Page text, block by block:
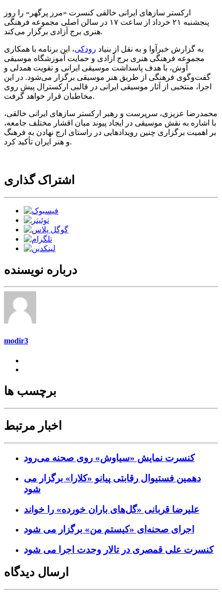
ارکستر سازهای ایرانی خالقی کنسرت «مرز پرگهر» را روز
پنجشنبه ۲۱ خرداد از ساعت ۱۷ در سالن اصلی مجموعه فرهنگی
هنری برج آزادی برگزار می‌کند.
به گزارش خبرآوا و به نقل از بنیاد رودکی، این برنامه با همکاری
مجموعه فرهنگی هنری برج آزادی و حمایت آموزشگاه موسیقی
آوش، با هدف پاسداشت موسیقی ایرانی و تقویت همدلی و
گفت‌وگوی فرهنگی از طریق هنر موسیقی برگزار می‌شود. در این
اجرا، منتخبی از آثار موسیقی ایرانی در قالبی ارکسترال پیش روی
مخاطبان قرار خواهد گرفت.
محمدرضا عزیزی، سرپرست و رهبر ارکستر سازهای ایرانی خالقی،
با اشاره به نقش موسیقی در ایجاد پیوند میان اقشار مختلف جامعه،
بر اهمیت برگزاری چنین رویدادهایی در راستای ارج نهادن به فرهنگ
و هنر ایران تأکید کرد.
اشتراک گذاری
درباره نویسنده
modir3
برچسب ها
اخبار مرتبط
کنسرت‌ نمایش «سیاوش» روی صحنه می‌رود
دهمین فستیوال رقابتی پیانو «کلارا» برگزار می
شود
علیرضا قربانی «گل‌های باران خورده» را خواند
اجرای صحنه‌ای «کیستم من» برگزار می شود
کنسرت علی قمصری در تالار وحدت اجرا می شود
ارسال دیدگاه